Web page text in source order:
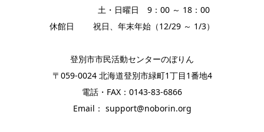
土・日曜日 9：00 ～ 18：00
休館日 祝日、年末年始（12/29 ～ 1/3）
登別市市民活動センターのぼりん
〒059-0024 北海道登別市緑町1丁目1番地4
電話・FAX：0143-83-6866
Email： support@noborin.org